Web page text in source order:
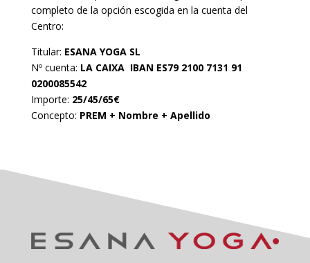
completo de la opción escogida en la cuenta del
Centro:
Titular: ESANA YOGA SL
Nº cuenta: LA CAIXA IBAN ES79 2100 7131 91
0200085542
Importe: 25/45/65€
Concepto: PREM + Nombre + Apellido